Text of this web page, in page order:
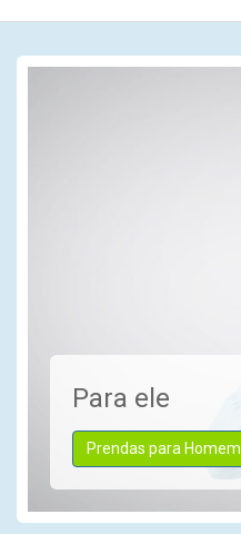
Para ele
Prendas para Homem